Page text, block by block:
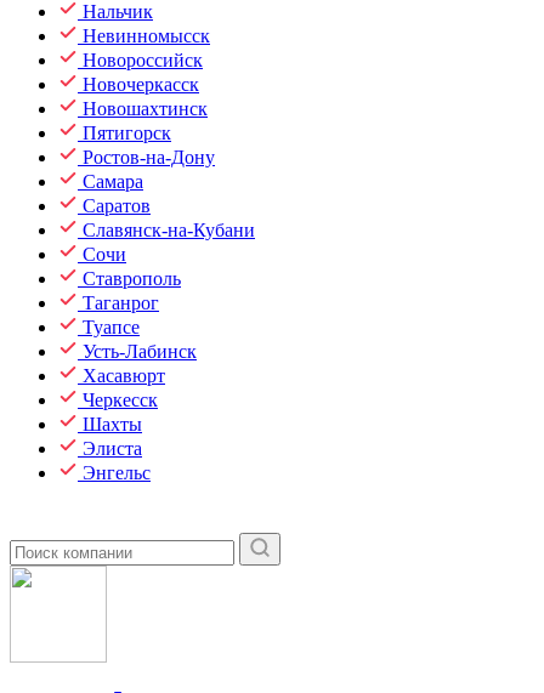
Нальчик
Невинномысск
Новороссийск
Новочеркасск
Новошахтинск
Пятигорск
Ростов-на-Дону
Самара
Саратов
Славянск-на-Кубани
Сочи
Ставрополь
Таганрог
Туапсе
Усть-Лабинск
Хасавюрт
Черкесск
Шахты
Элиста
Энгельс